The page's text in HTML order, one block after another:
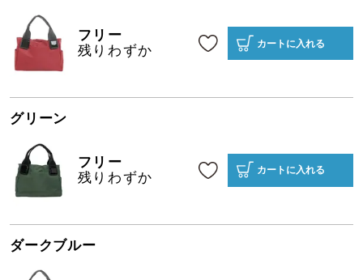
フリー
残りわずか
カートに入れる
グリーン
フリー
残りわずか
カートに入れる
ダークブルー